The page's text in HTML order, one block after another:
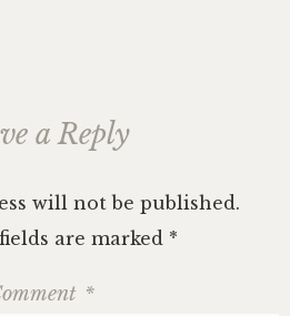
a Reply
will not be published.
are marked *
*